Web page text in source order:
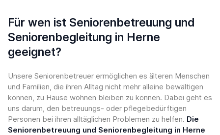
Für wen ist Seniorenbetreuung und
Seniorenbegleitung in Herne
geeignet?
Unsere Seniorenbetreuer ermöglichen es älteren Menschen
und Familien, die ihren Alltag nicht mehr alleine bewältigen
können, zu Hause wohnen bleiben zu können. Dabei geht es
uns darum, den betreuungs- oder pflegebedürftigen
Personen bei ihren alltäglichen Problemen zu helfen. Die
Seniorenbetreuung und Seniorenbegleitung in Herne